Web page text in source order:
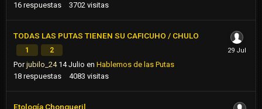
16 respuestas 3702 visitas
TODAS LAS PUTAS TIENEN SU CAFICUHO / CHULO
1 2
Porjubilo_24 14 Julio en Hablemos de las Putas
18 respuestas 4083 visitas
Etología Chongueril